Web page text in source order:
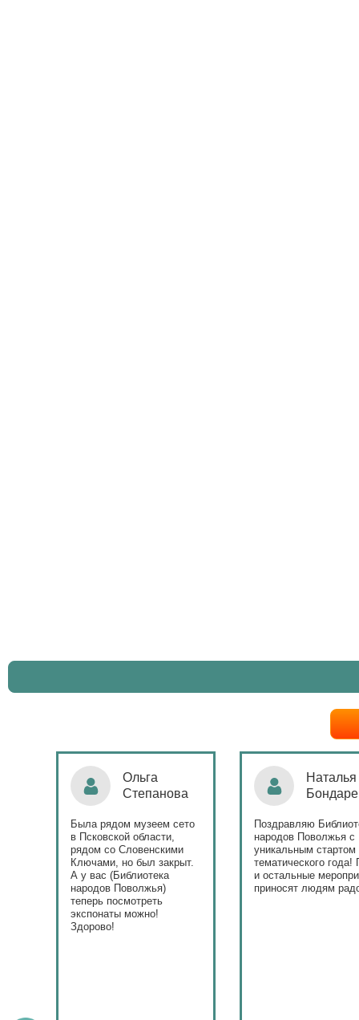
Ольга
Степанова
Была рядом музеем сето
в Псковской области,
рядом со Словенскими
Ключами, но был закрыт.
А у вас (Библиотека
народов Поволжья)
теперь посмотреть
экспонаты можно!
Здорово!
Наталья
Поздравляю
народов Поволжья с
уникальным стартом
тематического года!
и остальные
приносят людям